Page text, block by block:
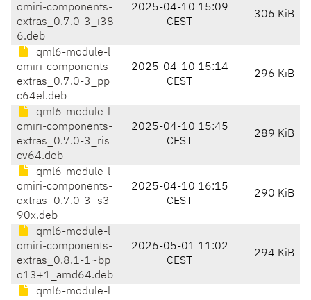
omiri-components-
extras_0.7.0-3_i38
6.deb
2025-04-10 15:09
CEST
306 KiB
qml6-module-l
omiri-components-
extras_0.7.0-3_pp
c64el.deb
2025-04-10 15:14
CEST
296 KiB
qml6-module-l
omiri-components-
extras_0.7.0-3_ris
cv64.deb
2025-04-10 15:45
CEST
289 KiB
qml6-module-l
omiri-components-
extras_0.7.0-3_s3
90x.deb
2025-04-10 16:15
CEST
290 KiB
qml6-module-l
omiri-components-
extras_0.8.1-1~bp
o13+1_amd64.deb
2026-05-01 11:02
CEST
294 KiB
qml6-module-l